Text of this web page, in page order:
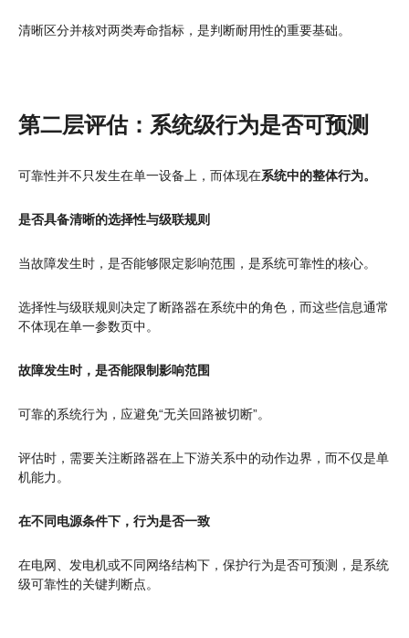
清晰区分并核对两类寿命指标，是判断耐用性的重要基础。
第二层评估：系统级行为是否可预测
可靠性并不只发生在单一设备上，而体现在系统中的整体行为。
是否具备清晰的选择性与级联规则
当故障发生时，是否能够限定影响范围，是系统可靠性的核心。
选择性与级联规则决定了断路器在系统中的角色，而这些信息通常
不体现在单一参数页中。
故障发生时，是否能限制影响范围
可靠的系统行为，应避免“无关回路被切断”。
评估时，需要关注断路器在上下游关系中的动作边界，而不仅是单
机能力。
在不同电源条件下，行为是否一致
在电网、发电机或不同网络结构下，保护行为是否可预测，是系统
级可靠性的关键判断点。